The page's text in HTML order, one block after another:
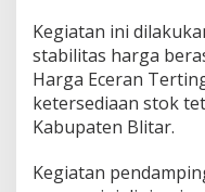
B
a
d
n
n
Kegiatan ini
stabilitas harga
Harga Eceran
ketersediaan stok
Kabupaten Blitar.
Kegiatan